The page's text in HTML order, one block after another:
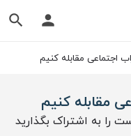
اجتماعی مقابله کنیم
مقابله کنیم
را به اشتراک بگذارید